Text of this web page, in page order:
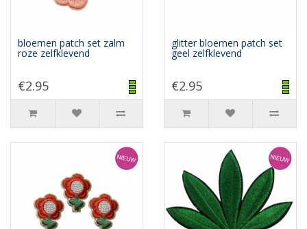
bloemen patch set zalm
roze zelfklevend
€2.95
glitter bloemen patch set
geel zelfklevend
€2.95